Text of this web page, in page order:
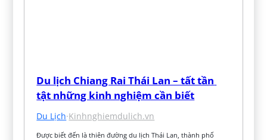
Du lịch Chiang Rai Thái Lan – tất tần
tật những kinh nghiệm cần biết
Du Lịch·Kinhnghiemdulich.vn
Được biết đến là thiên đường du lịch Thái Lan, thành phố